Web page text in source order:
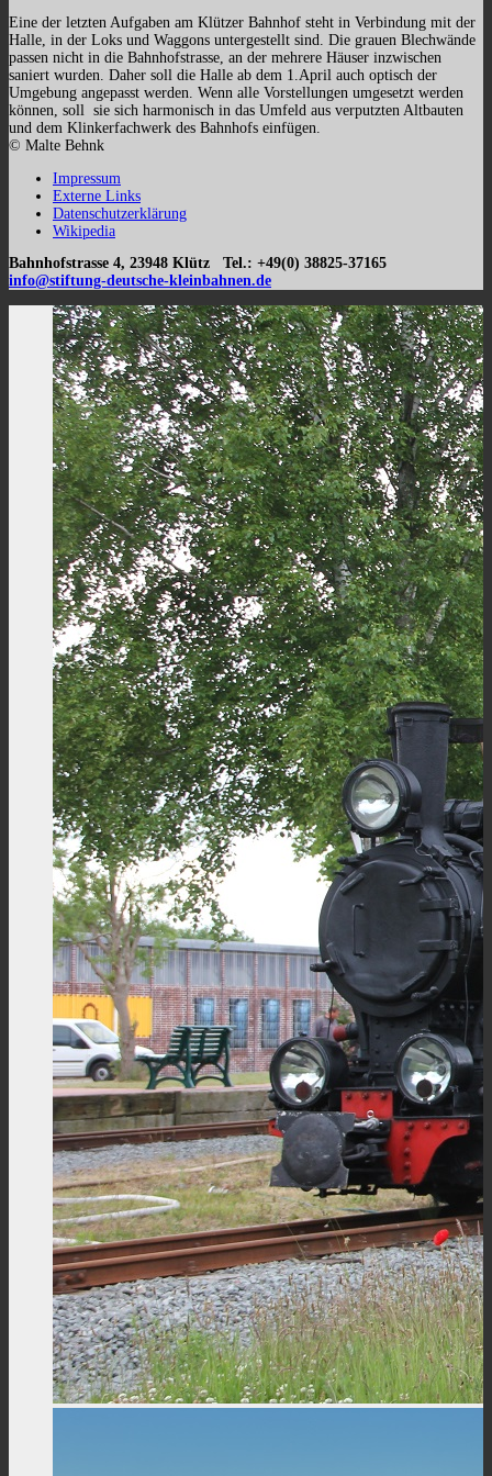
Eine der letzten Aufgaben am Klützer Bahnhof steht in Verbindung mit der
Halle, in der Loks und Waggons untergestellt sind. Die grauen Blechwände
passen nicht in die Bahnhofstrasse, an der mehrere Häuser inzwischen
saniert wurden. Daher soll die Halle ab dem 1.April auch optisch der
Umgebung angepasst werden. Wenn alle Vorstellungen umgesetzt werden
können, soll sie sich harmonisch in das Umfeld aus verputzten Altbauten
und dem Klinkerfachwerk des Bahnhofs einfügen.
© Malte Behnk
Impressum
Externe Links
Datenschutzerklärung
Wikipedia
Bahnhofstrasse 4, 23948 Klütz Tel.: +49(0) 38825-37165
info@stiftung-deutsche-kleinbahnen.de